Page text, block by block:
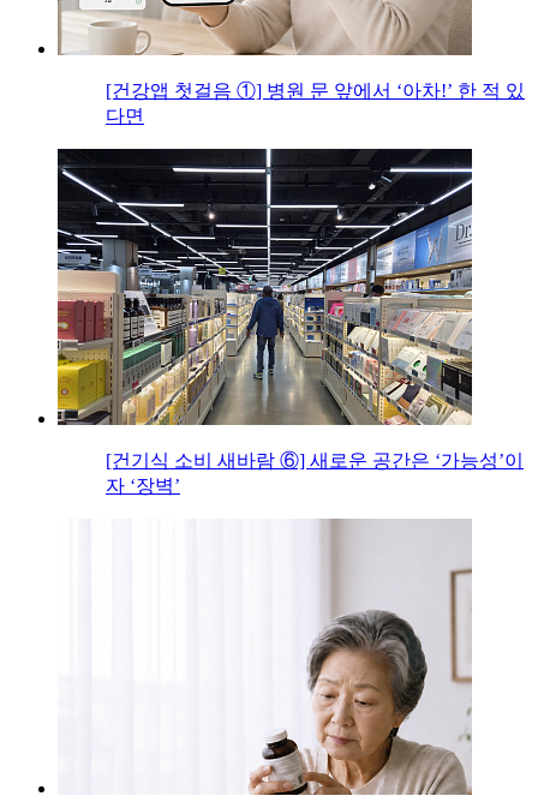
[건강앱 첫걸음 ①] 병원 문 앞에서 ‘아차!’ 한 적 있
다면
[건기식 소비 새바람 ⑥] 새로운 공간은 ‘가능성’이
자 ‘장벽’